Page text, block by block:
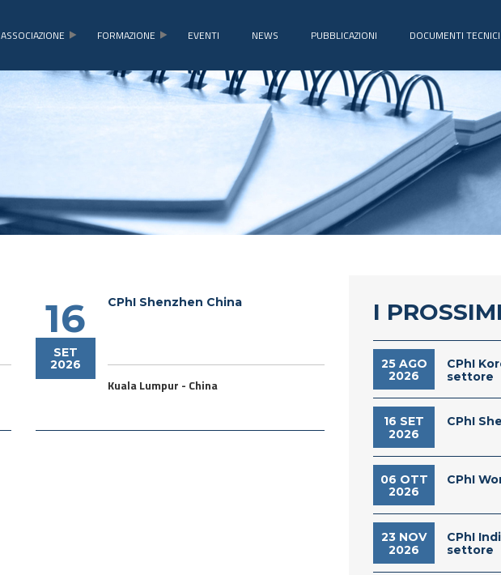
ASSOCIAZIONE FORMAZIONE EVENTI NEWS PUBBLICAZIONI DOCUMENTI TECNICI
16
SET
2026
CPhI Shenzhen China
Kuala Lumpur - China
I
25 AGO
2026
CPhI
settore
16 SET
2026
CPhI
06 OTT
2026
CPhI
23 NOV
2026
CPhI
settore